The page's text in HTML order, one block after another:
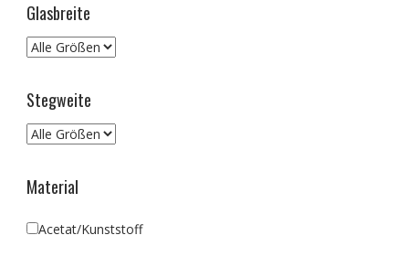
Glasbreite
Stegweite
Material
Acetat/Kunststoff